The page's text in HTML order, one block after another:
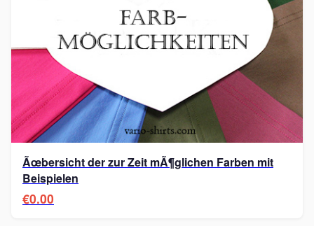
Ãœbersicht der zur Zeit mÃ¶glichen Farben mit
Beispielen
€0.00